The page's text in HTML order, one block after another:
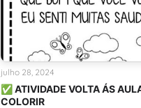
✅ ATIVIDADE VOLTA ÁS
COLORIR
julho 28, 2024